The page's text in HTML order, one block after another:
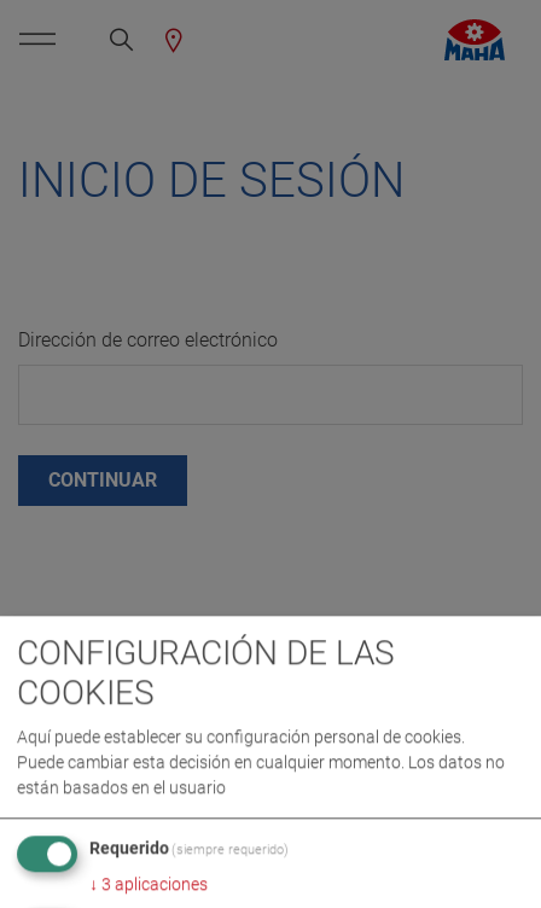
INICIO DE SESIÓN
Dirección de correo electrónico
CONTINUAR
CONFIGURACIÓN DE LAS
COOKIES
Aquí puede establecer su configuración personal de cookies.
Puede cambiar esta decisión en cualquier momento. Los datos no
están basados en el usuario
Requerido (siempre requerido)
↓ 3 aplicaciones